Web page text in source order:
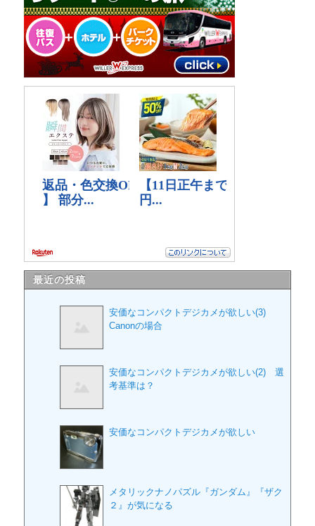
最近の投稿
安価なコンパクトデジカメが欲しい(3)
Canonの場合
安価なコンパクトデジカメが欲しい(2) 選
考基準は？
安価なコンパクトデジカメが欲しい
メタリックナノパズル『ガンダム』『ザク
２』が気になる